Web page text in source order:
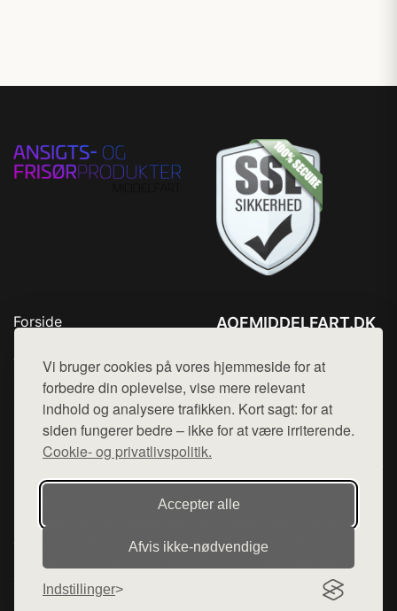
Vi bruger cookies på vores hjemmeside for at
forbedre din oplevelse, vise mere relevant
indhold og analysere trafikken. Kort sagt: for at
siden fungerer bedre – ikke for at være irriterende.
Cookie- og privatlivspolitik.
Accepter alle
Afvis ikke‑nødvendige
Indstillinger
Forside
Top Rabatter
Blog
Kontakt
AOFMIDDELFART.DK
Mail: hej@want.dk
Cookie- og privatlivspolitik
Denne side er en del af want.dk, der udgiver en række
hjemmesider med præsentation af forskellige produkter fra
diverse webshops. Der sælges ikke varer fra denne side - vi
henviser til de shops, som sælger varen. Vi har heller ikke
varerne på lager.